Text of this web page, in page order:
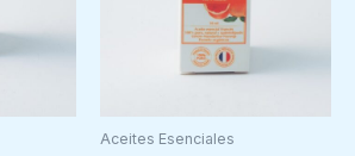
Aceites Esenciales